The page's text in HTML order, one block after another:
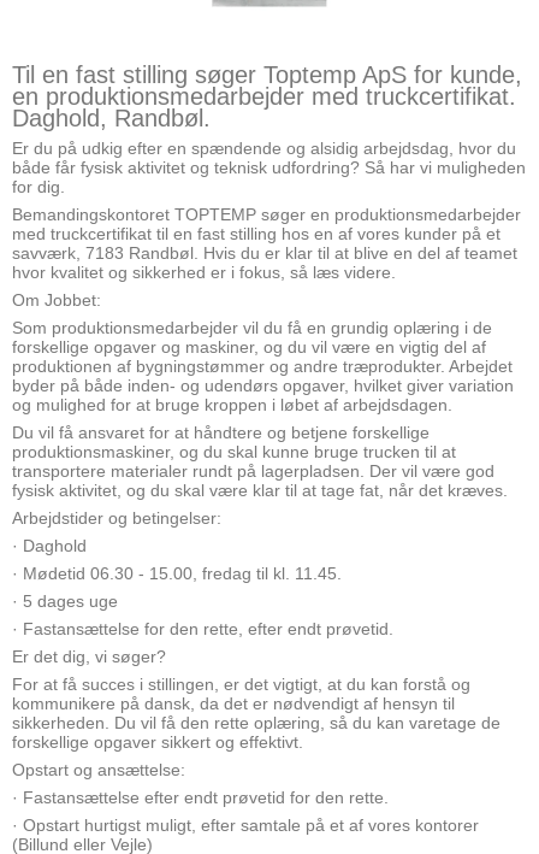
Til en fast stilling søger Toptemp ApS for kunde,
en produktionsmedarbejder med truckcertifikat.
Daghold, Randbøl.
Er du på udkig efter en spændende og alsidig arbejdsdag, hvor du
både får fysisk aktivitet og teknisk udfordring? Så har vi muligheden
for dig.
Bemandingskontoret TOPTEMP søger en produktionsmedarbejder
med truckcertifikat til en fast stilling hos en af vores kunder på et
savværk, 7183 Randbøl. Hvis du er klar til at blive en del af teamet
hvor kvalitet og sikkerhed er i fokus, så læs videre.
Om Jobbet:
Som produktionsmedarbejder vil du få en grundig oplæring i de
forskellige opgaver og maskiner, og du vil være en vigtig del af
produktionen af bygningstømmer og andre træprodukter. Arbejdet
byder på både inden- og udendørs opgaver, hvilket giver variation
og mulighed for at bruge kroppen i løbet af arbejdsdagen.
Du vil få ansvaret for at håndtere og betjene forskellige
produktionsmaskiner, og du skal kunne bruge trucken til at
transportere materialer rundt på lagerpladsen. Der vil være god
fysisk aktivitet, og du skal være klar til at tage fat, når det kræves.
Arbejdstider og betingelser:
· Daghold
· Mødetid 06.30 - 15.00, fredag til kl. 11.45.
· 5 dages uge
· Fastansættelse for den rette, efter endt prøvetid.
Er det dig, vi søger?
For at få succes i stillingen, er det vigtigt, at du kan forstå og
kommunikere på dansk, da det er nødvendigt af hensyn til
sikkerheden. Du vil få den rette oplæring, så du kan varetage de
forskellige opgaver sikkert og effektivt.
Opstart og ansættelse:
· Fastansættelse efter endt prøvetid for den rette.
· Opstart hurtigst muligt, efter samtale på et af vores kontorer
(Billund eller Vejle)